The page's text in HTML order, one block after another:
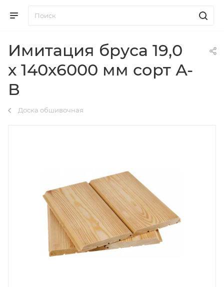
Имитация бруса 19,0
х 140х6000 мм сорт А-
В
Доска обшивочная